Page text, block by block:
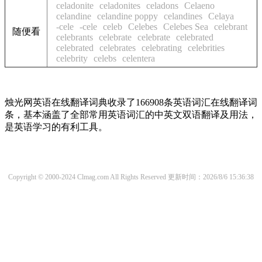
随便看
celadonite celadonites celadons Celaeno
celandine celandine poppy celandines Celaya
-cele -cele celeb Celebes Celebes Sea
celebrant
celebrants celebrate celebrate celebrated
celebrated
celebrates celebrating
celebrities
celebrity celebs celentera
烛光网英语在线翻译词典收录了166908条英语词汇在线翻译词
条，基本涵盖了全部常用英语词汇的中英文双语翻译及用法，
是英语学习的有利工具。
Copyright © 2000-2024 Clmag.com All Rights Reserved 更新时间：2026/8/6 15:36:38